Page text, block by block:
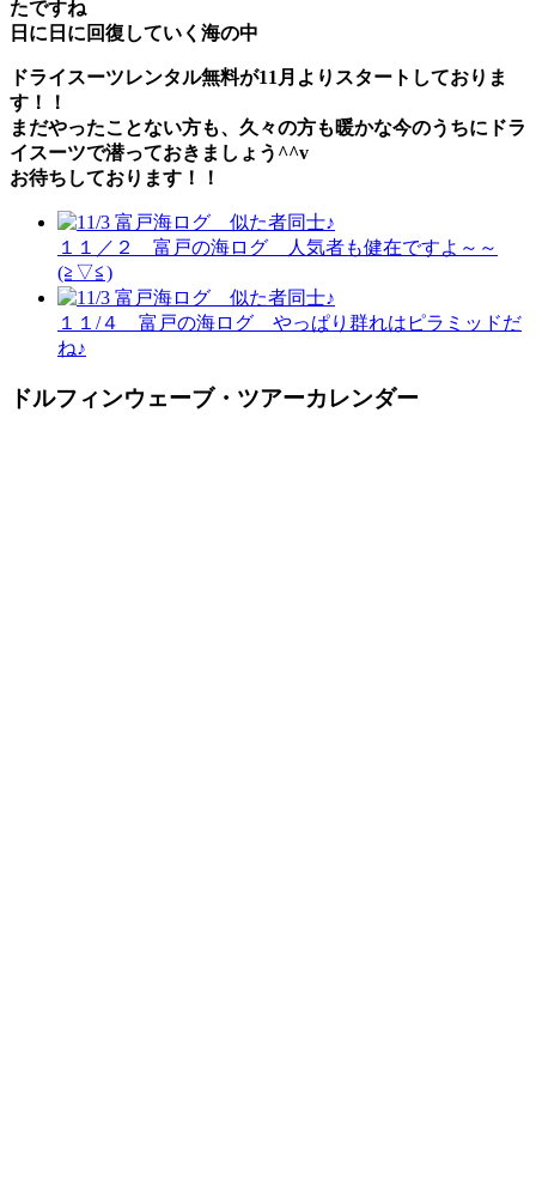
たですね
日に日に回復していく海の中
ドライスーツレンタル無料が11月よりスタートしておりま
す！！
まだやったことない方も、久々の方も暖かな今のうちにドラ
イスーツで潜っておきましょう^^v
お待ちしております！！
１１／２ 富戸の海ログ 人気者も健在ですよ～～
(≧▽≦)
１１/４ 富戸の海ログ やっぱり群れはピラミッドだ
ね♪
ドルフィンウェーブ・ツアーカレンダー